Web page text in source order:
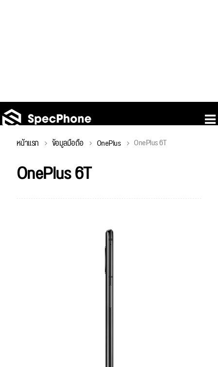
หน้าแรก ข้อมูลมือถือ OnePlus OnePlus 6T
OnePlus 6T